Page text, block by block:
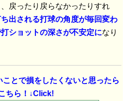
戻ったり戻らなかったりすれ
出される打球の角度が毎回変わ
ショットの深さが不安定になり
ことで損をしたくないと思ったら
ちら！↓Click!